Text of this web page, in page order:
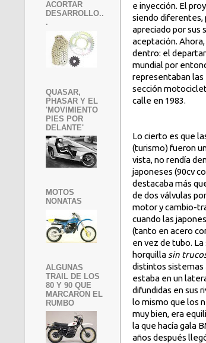
e inyección. El
siendo diferentes,
apreciado por sus
aceptación.
dentro: el
mundial por
representaban las
sección
calle en 1983.
Lo cierto es que
(turismo) fueron
vista, no rendía
japoneses (90cv
destacaba más
de dos válvulas
motor y cambio-
cuando las
(tanto en acero
en vez de tubo.
horquilla sin
distintos
estaba en un
difundidas en sus
lo mismo que los
muy bien, era
la que hacía gala
años después
ACORTAR
DESARROLLO..
.
QUASAR,
PHASAR Y EL
'MOVIMIENTO
PIES POR
DELANTE'
MOTOS
NONATAS
ALGUNAS
TRAIL DE LOS
80 Y 90 QUE
MARCARON EL
RUMBO